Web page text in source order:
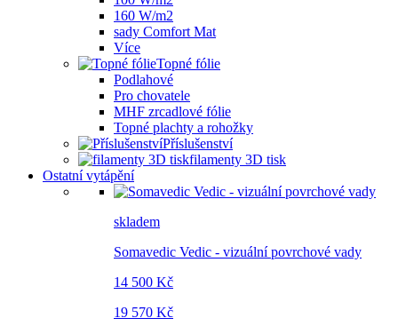
160 W/m2
sady Comfort Mat
Více
Topné fólie
Podlahové
Pro chovatele
MHF zrcadlové fólie
Topné plachty a rohožky
Příslušenství
filamenty 3D tisk
Ostatní vytápění
skladem
Somavedic Vedic - vizuální povrchové vady
14 500 Kč
19 570 Kč